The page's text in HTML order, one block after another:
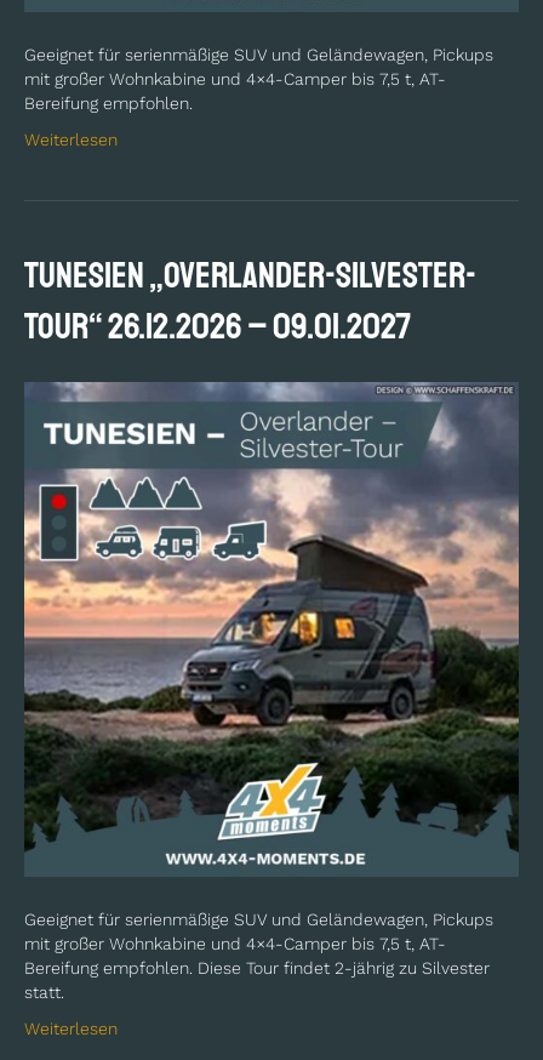
Geeignet für serienmäßige SUV und Geländewagen, Pickups
mit großer Wohnkabine und 4×4-Camper bis 7,5 t, AT-
Bereifung empfohlen.
Weiterlesen
TUNESIEN „Overlander-Silvester-
Tour“ 26.12.2026 – 09.01.2027
Geeignet für serienmäßige SUV und Geländewagen, Pickups
mit großer Wohnkabine und 4×4-Camper bis 7,5 t, AT-
Bereifung empfohlen. Diese Tour findet 2-jährig zu Silvester
statt.
Weiterlesen